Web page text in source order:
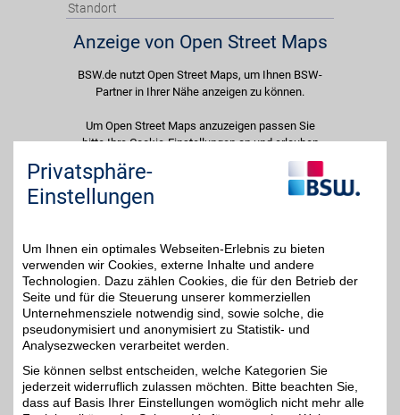
Standort
Anzeige von Open Street Maps
BSW.de nutzt Open Street Maps, um Ihnen BSW-
Partner in Ihrer Nähe anzeigen zu können.
Um Open Street Maps anzuzeigen passen Sie
bitte Ihre Cookie-Einstellungen an und erlauben
Sie "Externe Inhalte". Diese Auswahl können Sie
jederzeit über die Cookie-Einstellungen im
unteren Seitenbereich ändern.
Adresse
Langgasse 66
67454 Haßloch
Filialen in der Nähe
Privatsphäre-
Einstellungen
Um Ihnen ein optimales Webseiten-Erlebnis zu bieten
verwenden wir Cookies, externe Inhalte und andere
Technologien. Dazu zählen Cookies, die für den Betrieb der
Seite und für die Steuerung unserer kommerziellen
Unternehmensziele notwendig sind, sowie solche, die
pseudonymisiert und anonymisiert zu Statistik- und
Analysezwecken verarbeitet werden.
Sie können selbst entscheiden, welche Kategorien Sie
jederzeit widerruflich zulassen möchten. Bitte beachten Sie,
dass auf Basis Ihrer Einstellungen womöglich nicht mehr alle